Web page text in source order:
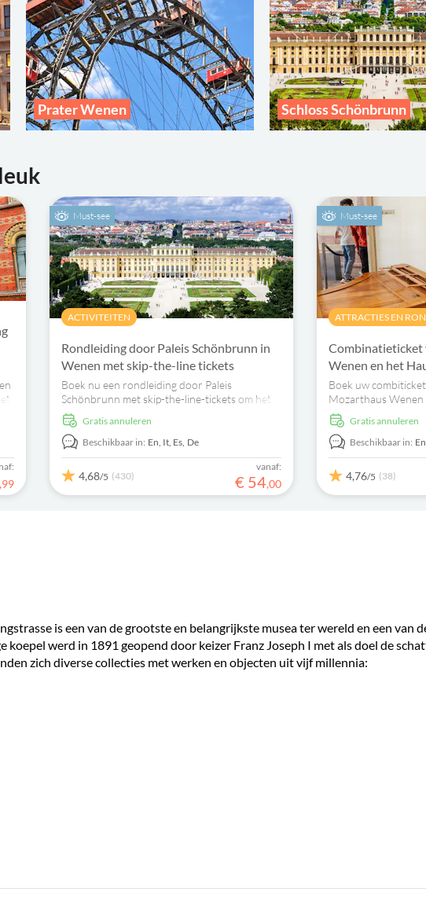
Prater Wenen Schloss Schönbrunn
,99
Must-see
ACTIVITEITEN
Rondleiding door Paleis Schönbrunn in
Wenen met skip-the-line tickets
Boek nu een rondleiding door Paleis
Schönbrunn met skip-the-line-tickets om het
paleis, de staatsiezalen en de barokke tuinen te
bezichtigen.Gratis annuleren
Beschikbaar in: En, It, Es, De
4,68/5 (430)
vanaf:
€ 54,00
Must-see
ATTRACTIES EN
Combinatieticket
Wenen en het
Boek uw
Mozarthaus Wenen
ontdek waarom
zijn rijke muzikale
Gratis annuleren
Beschikbaar in: En,
4,76/5 (38)
is een van de grootste en belangrijkste musea ter wereld en een van
koepel werd in 1891 geopend door keizer Franz Joseph I met als doel de
zich diverse collecties met werken en objecten uit vijf millennia: